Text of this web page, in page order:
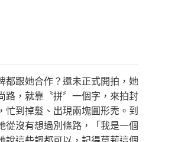
都跟她合作？還未正式開拍，她
路，就靠〝拼〞一個字，來拍封
到掉髮、出現兩塊圓形禿。到
從沒有想過別條路，「我是一個